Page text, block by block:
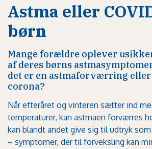
Astma eller
børn
Mange forældre oplever
af deres børns
det er en astmaforværring
corona?
Når efteråret og vinteren sætter ind
temperaturer, kan astmaen forværres
kan blandt andet give sig til udtryk
– symptomer, der til forveksling kan